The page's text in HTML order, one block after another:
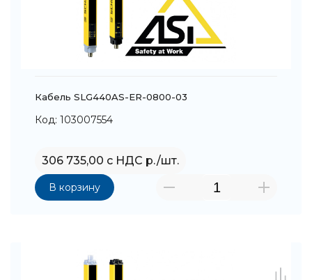
Кабель SLG440AS-ER-0800-03
Код: 103007554
306 735,00 с НДС р./шт.
В корзину